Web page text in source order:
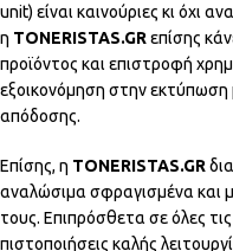
unit) είναι καινούριες κι όχι
η TONERISTAS.GR επίσης
προϊόντος και επιστροφή
εξοικονόμηση στην
απόδοσης.
Επίσης, η TONERISTAS.GR
αναλώσιμα σφραγισμένα και
τους. Επιπρόσθετα σε όλες
πιστοποιήσεις καλής